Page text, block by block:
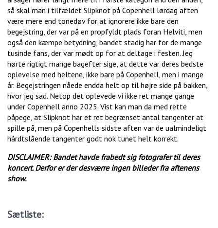
så skal man i tilfældet Slipknot på Copenhell lørdag aften
være mere end tonedøv for at ignorere ikke bare den
begejstring, der var på en propfyldt plads foran Helviti, men
også den kæmpe betydning, bandet stadig har for de mange
tusinde fans, der var mødt op for at deltage i festen. Jeg
hørte rigtigt mange bagefter sige, at dette var deres bedste
oplevelse med heltene, ikke bare på Copenhell, men i mange
år. Begejstringen nåede endda helt op til højre side på bakken,
hvor jeg sad. Netop det oplevede vi ikke ret mange gange
under Copenhell anno 2025. Vist kan man da med rette
påpege, at Slipknot har et ret begrænset antal tangenter at
spille på, men på Copenhells sidste aften var de ualmindeligt
hårdtslående tangenter godt nok tunet helt korrekt.
DISCLAIMER: Bandet havde frabedt sig fotografer til deres
koncert. Derfor er der desværre ingen billeder fra aftenens
show.
Sætliste: